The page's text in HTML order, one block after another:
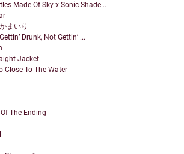
Made Of Sky x Sonic Shade...
まいり
Drunk, Not Gettin’ ...
Jacket
Close To The Water
The Ending